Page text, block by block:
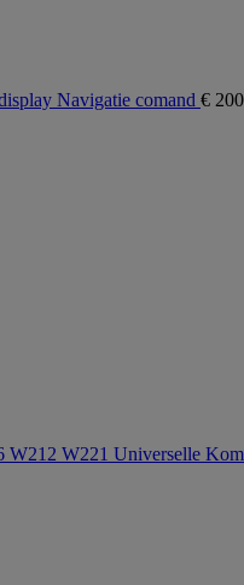
Navigatie comand €
W221 Universelle